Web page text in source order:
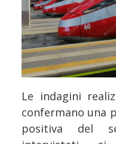
Le indagini
confermano una
positiva del